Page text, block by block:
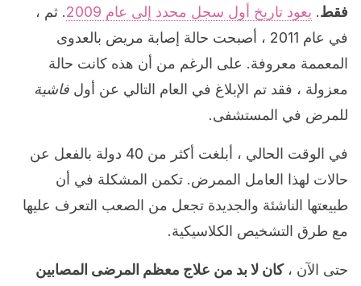
فقط. يعود تاريخ أول سجل محدد إلى عام 2009
. ثم ،
في عام 2011 ، أصبحت حالة إصابة مريض بالعدوى
المعممة معروفة. على الرغم من أن هذه كانت حالة
معزولة ، فقد تم الإبلاغ في العام التالي عن أول فاشية
للمرض في المستشفى.
في الوقت الحالي ، أبلغت أكثر من 40 دولة بالفعل عن
حالات لهذا العامل الممرض. تكمن المشكلة في أن
طبيعتها الناشئة والجديدة تجعل من الصعب التعرف عليها
مع طرق التشخيص الكلاسيكية.
حتى الآن ،كان لا بد من علاج معظم المرضى المصابين